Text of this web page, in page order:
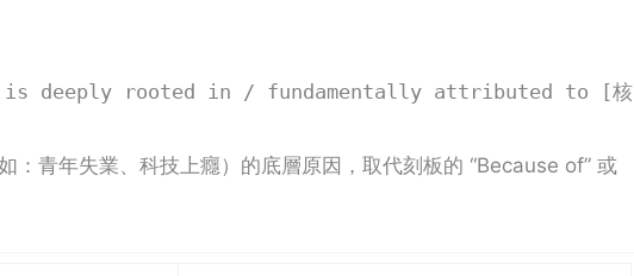
] is deeply rooted in / fundamentally attributed to [核
：青年失業、科技上癮）的底層原因，取代刻板的 “Because of” 或